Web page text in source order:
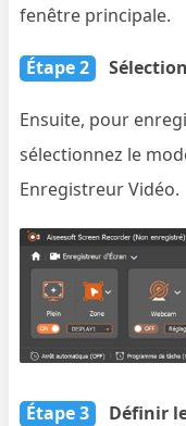
fenêtre principale.
Étape 2
Ensuite, pour
sélectionnez le
Enregistreur Vidéo.
Étape 3 Définir